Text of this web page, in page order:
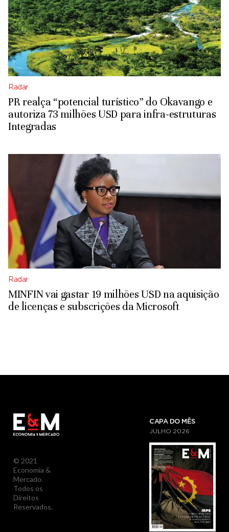
Radar
PR realça “potencial turístico” do Okavango e
autoriza 73 milhões USD para infra-estruturas
Integradas
Radar
MINFIN vai gastar 19 milhões USD na aquisição
de licenças e subscrições da Microsoft
© 2021
Economia &
Mercado.
Todos os
Direitos
Reservados.
CAPA DO MÊS
JULHO 2026